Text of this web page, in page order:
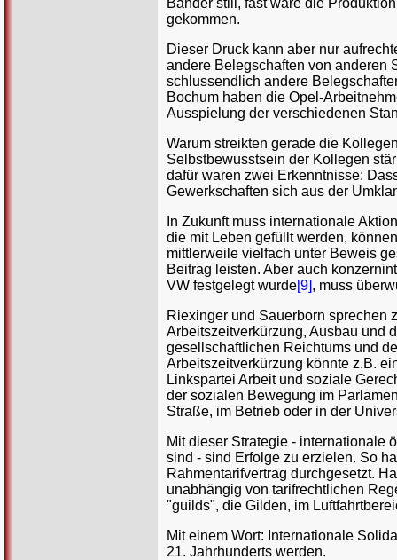
gekommen.
Dieser Druck kann aber nur
andere Belegschaften von anderen
schlussendlich andere
Bochum haben die Opel-
Ausspielung der verschiedenen
Warum streikten gerade die
Selbstbewusstsein der Kollegen
dafür waren zwei Erkenntnisse:
Gewerkschaften sich aus der
In Zukunft muss internationale
die mit Leben gefüllt werden,
mittlerweile vielfach unter Beweis
Beitrag leisten. Aber auch
VW festgelegt wurde[9], muss
Riexinger und Sauerborn sprechen
Arbeitszeitverkürzung, Ausbau und
gesellschaftlichen Reichtums und
Arbeitszeitverkürzung könnte z.B.
Linkspartei Arbeit und soziale
der sozialen Bewegung im
Straße, im Betrieb oder in der
Mit dieser Strategie - internationale
sind - sind Erfolge zu erzielen. So
Rahmentarifvertrag durchgesetzt.
unabhängig von tarifrechtlichen
"guilds", die Gilden, im
Mit einem Wort: Internationale
21. Jahrhunderts werden.